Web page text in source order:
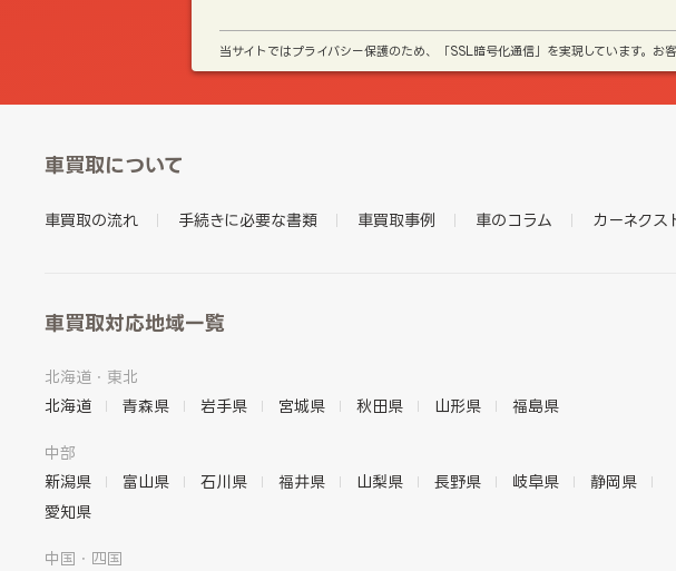
当サイトではプライバシー保護のため、「SSL暗号化通信」を実現しています。
車買取について
車買取の流れ 手続きに必要な書類 車買取事例 車のコラム カーネクス
車買取対応地域一覧
北海道・東北
北海道
青森県 岩手県 宮城県 秋田県 山形県 福島県
中部
新潟県
富山県 石川県 福井県 山梨県 長野県 岐阜県
静岡県
愛知県
中国・四国